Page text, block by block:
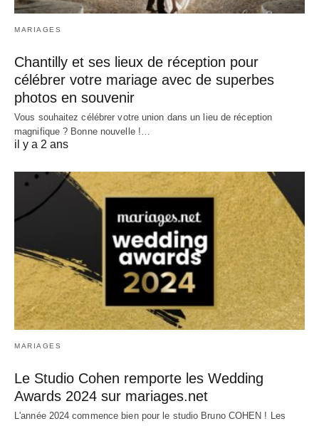
MARIAGES
Chantilly et ses lieux de réception pour
célébrer votre mariage avec de superbes
photos en souvenir
Vous souhaitez célébrer votre union dans un lieu de réception
magnifique ? Bonne nouvelle !…
il y a 2 ans
MARIAGES
Le Studio Cohen remporte les Wedding
Awards 2024 sur mariages.net
L'année 2024 commence bien pour le studio Bruno COHEN ! Les